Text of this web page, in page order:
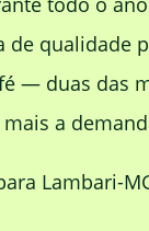
qualidade
— duas
a